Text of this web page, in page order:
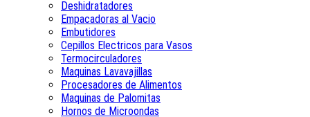
Deshidratadores
Empacadoras al Vacio
Embutidores
Cepillos Electricos para Vasos
Termocirculadores
Maquinas Lavavajillas
Procesadores de Alimentos
Maquinas de Palomitas
Hornos de Microondas